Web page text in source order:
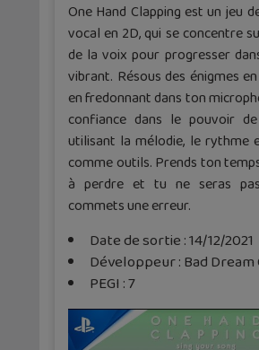
One Hand Clapping est un jeu
vocal en 2D, qui se concentre
de la voix pour progresser
vibrant. Résous des énigmes
en fredonnant dans ton
confiance dans le pouvoir
utilisant la mélodie, le rythme
comme outils. Prends ton
à perdre et tu ne seras
commets une erreur.
Date de sortie : 14/12/2021
Développeur : Bad Dream
PEGI : 7